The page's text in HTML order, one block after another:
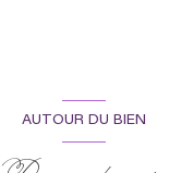
AUTOUR DU BIEN